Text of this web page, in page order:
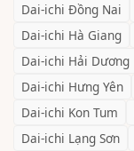
Dai-ichi Đồng Nai
Dai-ichi Hà Giang
Dai-ichi Hải Dương
Dai-ichi Hưng Yên
Dai-ichi Kon Tum
Dai-ichi Lạng Sơn